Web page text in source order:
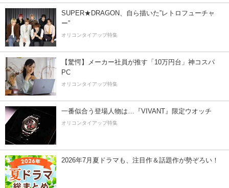
SUPER★DRAGON、自ら描いた”レトロフューチャ
ー”
オリコンタイアップ特集
【驚愕】メーカー社員が推す「10万円台」神コスパ
PC
オリコンタイアップ特集
一番似合う登場人物は…『VIVANT』限定ウオッチ
オリコンタイアップ特集
2026年7月夏ドラマも、注目作＆話題作が勢ぞろい！